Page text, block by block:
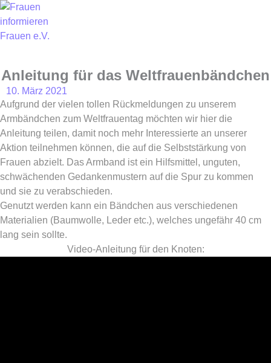
Skip
to
content
Anleitung für das Weltfrauenbändchen
10. März 2021
Aufgrund der vielen tollen Rückmeldungen zu unserem
Armbändchen zum Weltfrauentag möchten wir hier die
Anleitung teilen, damit noch mehr Interessierte an unserer
Aktion teilnehmen können, die auf die Selbststärkung von
Frauen abzielt. Das Armband ist ein Hilfsmittel, unguten,
schwächenden Gedankenmustern auf die Spur zu kommen
und sie zu verabschieden.
Genutzt werden kann ein Bändchen aus verschiedenen
Materialien (Baumwolle, Leder etc.), welches ungefähr 40 cm
lang sein sollte.
Video-Anleitung für den Knoten: